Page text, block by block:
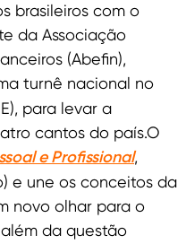
brasileiros com o
da Associação
(Abefin),
turnê nacional no
para levar a
cantos do país.O
e Profissional,
e une os conceitos da
novo olhar para o
da questão